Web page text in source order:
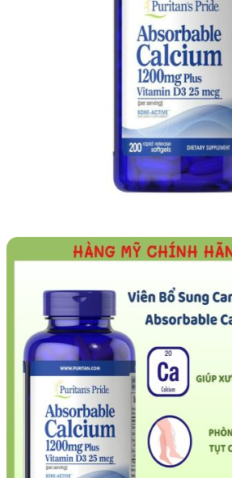
Quay trở lại cửa hàng